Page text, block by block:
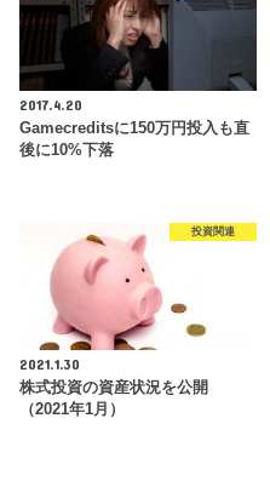
2017.4.20
Gamecreditsに150万円投入も直
後に10%下落
投資関連
2021.1.30
株式投資の資産状況を公開
（2021年1月）